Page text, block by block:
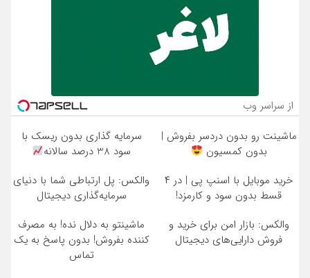
از سراسر وب
ماشینت رو بدون دردسر بفروش |
بدون کمسیون
سرمایه گذاری بدون ریسک با
سود 38 درصد سالانه
خرید موبایل با اسنپ پی | در ۴
قسط بدون سود و کارمزد!
والکس: پل ارتباطی شما با دنیای
سرمایه‌گذاری دیجیتال
والکس: بازار امن برای خرید و
فروش دارایی‌های دیجیتال
ماشینتو به دلال نده! به مصرف
کننده بفروش! بدون پاسخ به یک
تماس